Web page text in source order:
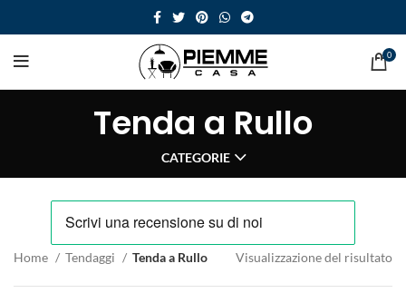
0
Tenda a Rullo
CATEGORIE
Home Tendaggi Tenda a Rullo Visualizzazione del risultato